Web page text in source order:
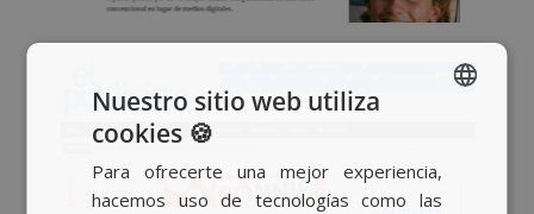
BASQUE
Nuestro sitio web utiliza
cookies 🍪
Para ofrecerte una mejor experiencia,
hacemos uso de tecnologías como las